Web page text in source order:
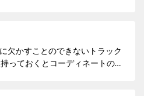
欠かすことのできないトラック
っておくとコーディネートの幅